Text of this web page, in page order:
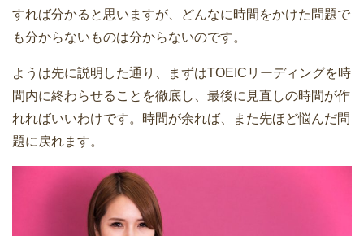
すれば分かると思いますが、どんなに時間をかけた問題で
も分からないものは分からないのです。
ようは先に説明した通り、まずはTOEICリーディングを時
間内に終わらせることを徹底し、最後に見直しの時間が作
れればいいわけです。時間が余れば、また先ほど悩んだ問
題に戻れます。